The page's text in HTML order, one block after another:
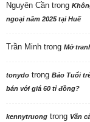
Nguyên Cần trong
ngoại năm 2025 tại Huế
Trần Minh trong Mở
tonydo trong Báo Tuổi
bán với giá 60 tỉ đồng?
kennytruong trong Vãn